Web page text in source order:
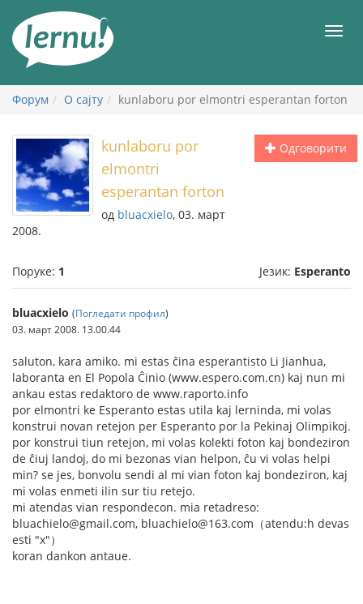
садржају
Форум О сајту kunlaboru por elmontri esperantan forton
Одговорити
kunlaboru por
elmontri
esperantan forton
од bluacxielo, 03. март
2008.
Поруке: 1 Језик: Esperanto
bluacxielo (Погледати профил)
03. март 2008. 13.00.44
saluton, kara amiko. mi estas ĉina esperantisto Li Jianhua,
laboranta en El Popola Ĉinio (www.espero.com.cn) kaj nun mi
ankau estas redaktoro de www.raporto.info
por elmontri ke Esperanto estas utila kaj lerninda, mi volas
konstrui novan retejon per Esperanto por la Pekinaj Olimpikoj.
por konstrui tiun retejon, mi volas kolekti foton kaj bondeziron
de ĉiuj landoj, do mi bezonas vian helpon, ĉu vi volas helpi
min? se jes, bonvolu sendi al mi vian foton kaj bondeziron, kaj
mi volas enmeti ilin sur tiu retejo.
mi atendas vian respondecon. mia retadreso:
bluachielo@gmail.com, bluachielo@163.com（atendu:h devas
esti "x"）
koran dankon antaue.